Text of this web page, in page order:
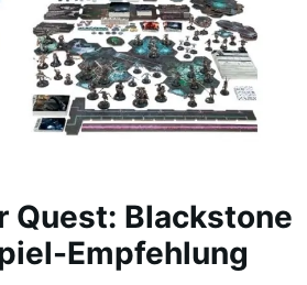
Quest: Blackstone
Empfehlung